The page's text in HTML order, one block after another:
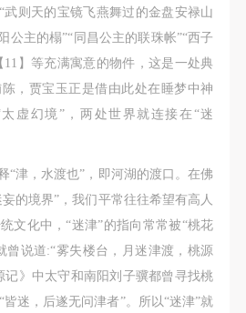
武则天的宝镜飞燕舞过的金盘安禄山
公主的榻”“同昌公主的联珠帐”“西子
11】等充满寓意的物件，这是一处典
，贾宝玉正是借由此处在睡梦中神
虚幻境”，两处世界就连接在“迷
“津，水渡也”，即河湖的渡口。在佛
的境界”，我们平常往往希望有高人
文化中，“迷津”的指向常常被“桃花
曾说道:“雾失楼台，月迷津渡，桃源
记》中太守和南阳刘子骥都曾寻找桃
迷，后遂无问津者”。所以“迷津”就
捷登录 帐号密码登录
发送验证码
号码将作为您的登录账号
登录